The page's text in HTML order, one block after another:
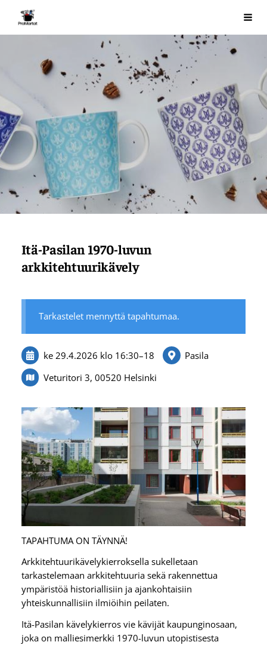
Siirry
sivun
ProMartat ry
Itä-Pasilan 1970-luvun
arkkitehtuurikävely
Tarkastelet mennyttä tapahtumaa.
ke 29.4.2026 klo 16:30–18
Pasila
Veturitori 3, 00520 Helsinki
TAPAHTUMA ON TÄYNNÄ!
Arkkitehtuurikävelykierroksella sukelletaan
tarkastelemaan arkkitehtuuria sekä rakennettua
ympäristöä historiallisiin ja ajankohtaisiin
yhteiskunnallisiin ilmiöihin peilaten.
Itä-Pasilan kävelykierros vie kävijät kaupunginosaan,
joka on malliesimerkki 1970-luvun utopistisesta